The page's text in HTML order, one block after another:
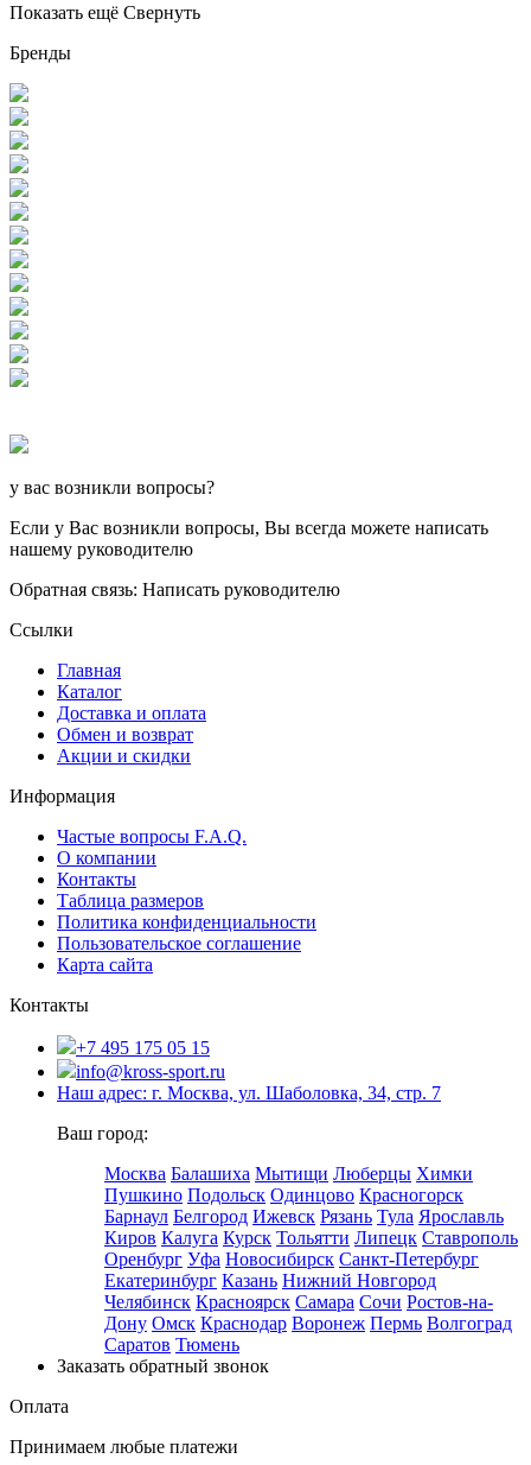
Показать ещё Свернуть
Бренды
у вас возникли вопросы?
Если у Вас возникли вопросы, Вы всегда можете написать
нашему руководителю
Обратная связь: Написать руководителю
Ссылки
Главная
Каталог
Доставка и оплата
Обмен и возврат
Акции и скидки
Информация
Частые вопросы F.A.Q.
О компании
Контакты
Таблица размеров
Политика конфиденциальности
Пользовательское соглашение
Карта сайта
Контакты
+7 495 175 05 15
info@kross-sport.ru
Наш адрес: г. Москва, ул. Шаболовка, 34, стр. 7
Ваш город:
Москва Балашиха Мытищи Люберцы Химки
Пушкино Подольск Одинцово Красногорск
Барнаул Белгород Ижевск Рязань Тула Ярославль
Киров Калуга Курск Тольятти Липецк Ставрополь
Оренбург Уфа Новосибирск Санкт-Петербург
Екатеринбург Казань Нижний Новгород
Челябинск Красноярск Самара Сочи Ростов-на-
Дону Омск Краснодар Воронеж Пермь Волгоград
Саратов Тюмень
Заказать обратный звонок
Оплата
Принимаем любые платежи